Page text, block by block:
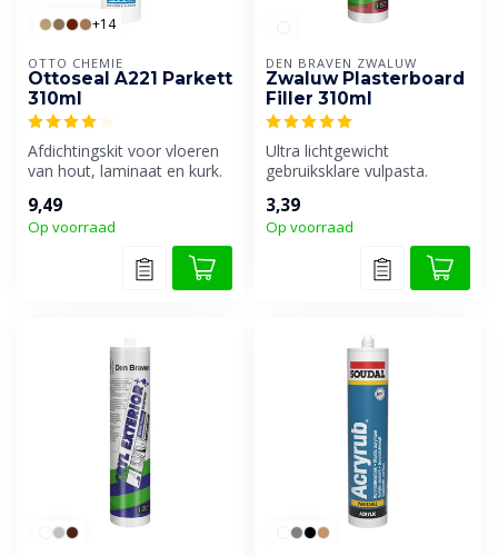
+14
OTTO CHEMIE
Ottoseal A221 Parkett
310ml
Afdichtingskit voor vloeren
van hout, laminaat en kurk.
9,49
Op voorraad
DEN BRAVEN ZWALUW
Zwaluw Plasterboard
Filler 310ml
Ultra lichtgewicht
gebruiksklare vulpasta.
3,39
Op voorraad